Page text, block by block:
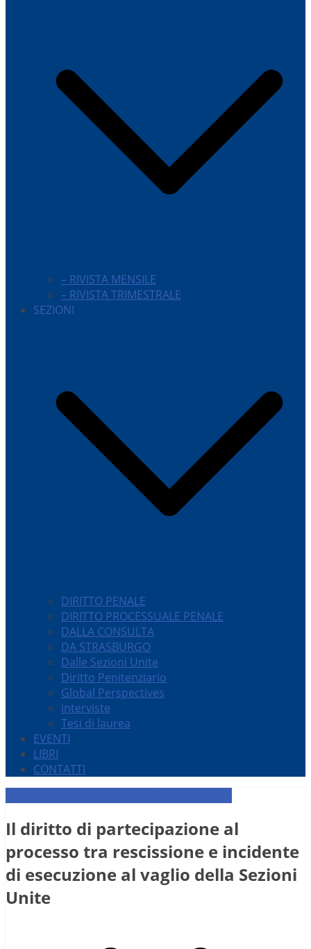
– RIVISTA MENSILE
– RIVISTA TRIMESTRALE
SEZIONI
DIRITTO PENALE
DIRITTO PROCESSUALE PENALE
DALLA CONSULTA
DA STRASBURGO
Dalle Sezioni Unite
Diritto Penitenziario
Global Perspectives
interviste
Tesi di laurea
EVENTI
LIBRI
CONTATTI
Il diritto di partecipazione al
processo tra rescissione e incidente
di esecuzione al vaglio della Sezioni
Unite